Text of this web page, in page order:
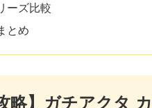
ーズ比較
とめ
略】ガチアクタ